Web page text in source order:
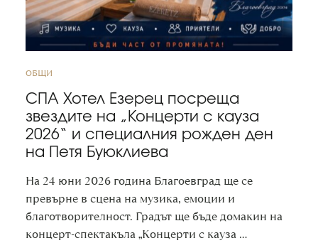
ОБЩИ
СПА Хотел Езерец посреща
звездите на „Концерти с кауза
2026“ и специалния рожден ден
на Петя Буюклиева
На 24 юни 2026 година Благоевград ще се
превърне в сцена на музика, емоции и
благотворителност. Градът ще бъде домакин на
концерт-спектакъла „Концерти с кауза …